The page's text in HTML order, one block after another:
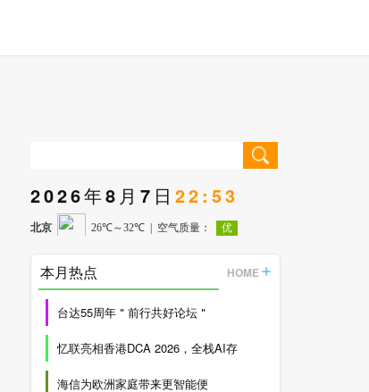
2026年8月7日 22:53
本月热点 HOME
台达55周年＂前行共好论坛＂
忆联亮相香港DCA 2026，全栈AI存
海信为欧洲家庭带来更智能便